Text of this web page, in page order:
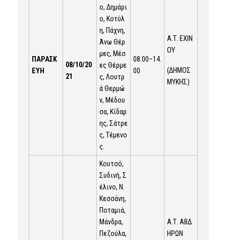
ΠΑΡΑΣΚ
ΕΥΗ
08/10/20
21
ο, Δημάρι
ο, Κοτύλ
η, Πάχνη,
Άνω Θέρ
μες, Μέσ
ες Θέρμε
ς, Λουτρ
ά Θερμώ
ν, Μέδου
σα, Κίδαρ
ης, Σάτρε
ς, Τέμενο
ς.
08.00–14.
00
Α.Τ. ΕΧΙΝ
ΟΥ
(ΔΗΜΟΣ
ΜΥΚΗΣ)
Κουτσό,
Συδινή, Σ
έλινο, Ν.
Κεσσάνη,
Ποταμιά,
Μάνδρα,
Πεζούλα,
Α.Τ. ΑΒΔ
ΗΡΩΝ